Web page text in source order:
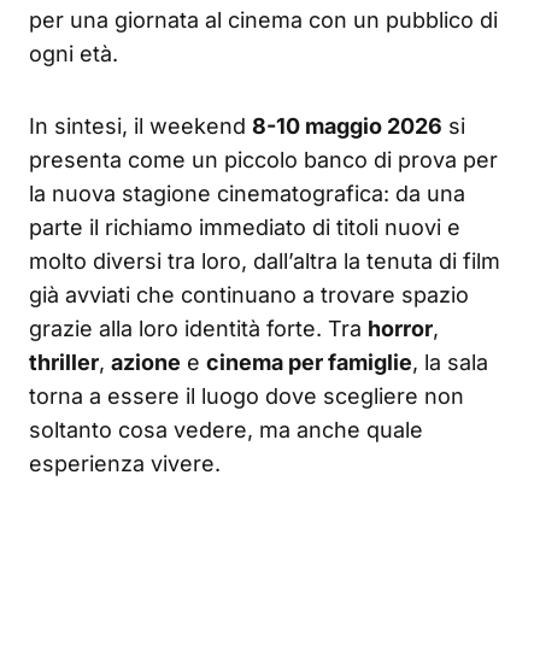
per una giornata al cinema con un pubblico di
ogni età.
In sintesi, il weekend 8-10 maggio 2026 si
presenta come un piccolo banco di prova per
la nuova stagione cinematografica: da una
parte il richiamo immediato di titoli nuovi e
molto diversi tra loro, dall’altra la tenuta di film
già avviati che continuano a trovare spazio
grazie alla loro identità forte. Tra horror,
thriller, azione e cinema per famiglie, la sala
torna a essere il luogo dove scegliere non
soltanto cosa vedere, ma anche quale
esperienza vivere.